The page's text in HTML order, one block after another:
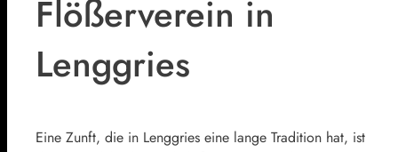
Flößerverein in
Lenggries
Eine Zunft, die in Lenggries eine lange Tradition hat, ist